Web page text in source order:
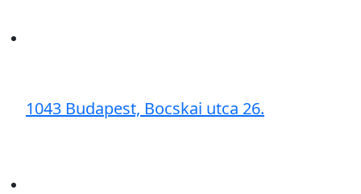
1043 Budapest, Bocskai utca 26.